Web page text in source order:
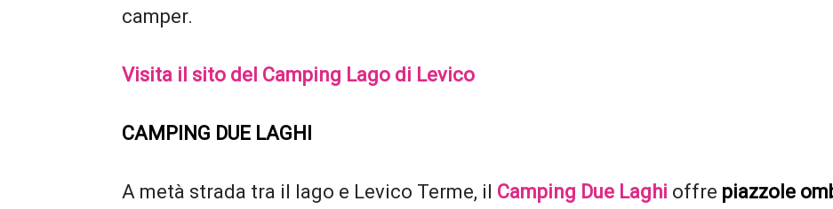
camper.
Visita il sito del Camping Lago di Levico
CAMPING DUE LAGHI
A metà strada tra il lago e Levico Terme, il Camping Due Laghi offre piazzole